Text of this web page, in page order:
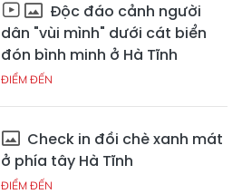
Độc đáo cảnh người
dân "vùi mình" dưới cát biển
đón bình minh ở Hà Tĩnh
ĐIỂM ĐẾN
Check in đồi chè xanh mát
ở phía tây Hà Tĩnh
ĐIỂM ĐẾN